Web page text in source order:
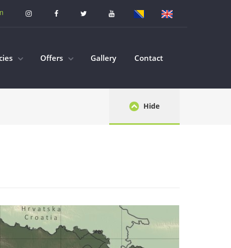
Offers Gallery Contact
Hide